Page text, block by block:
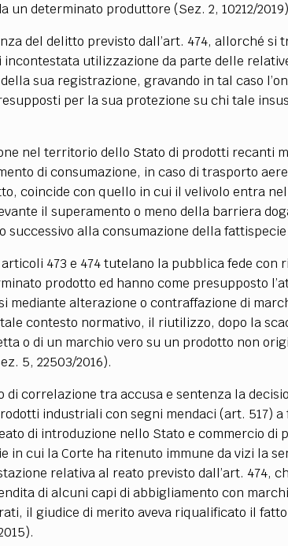
un determinato produttore (Sez. 2, 10212/
del delitto previsto dall’art. 474, allorché si
incontestata utilizzazione da parte delle
sua registrazione, gravando in tal caso
per la sua protezione su chi tale
nel territorio dello Stato di prodotti recanti
di consumazione, in caso di trasporto
coincide con quello in cui il velivolo entra
il superamento o meno della barriera
successivo alla consumazione della fattispecie
473 e 474 tutelano la pubblica fede con
prodotto ed hanno come presupposto
mediante alterazione o contraffazione di
contesto normativo, il riutilizzo, dopo la
o di un marchio vero su un prodotto non
5, 22503/2016).
di correlazione tra accusa e sentenza la
industriali con segni mendaci (art. 517)
di introduzione nello Stato e commercio di
in cui la Corte ha ritenuto immune da vizi la
relativa al reato previsto dall’art. 474,
di alcuni capi di abbigliamento con
il giudice di merito aveva riqualificato il